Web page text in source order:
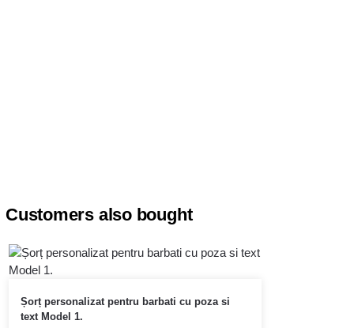
Customers also bought
Șorț personalizat pentru barbati cu poza si
text Model 1.